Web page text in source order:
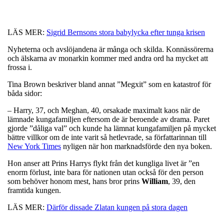
LÄS MER: Sigrid Bernsons stora babylycka efter tunga krisen
Nyheterna och avslöjandena är många och skilda. Konnässörerna
och älskarna av monarkin kommer med andra ord ha mycket att
frossa i.
Tina Brown beskriver bland annat ”Megxit” som en katastrof för
båda sidor:
– Harry, 37, och Meghan, 40, orsakade maximalt kaos när de
lämnade kungafamiljen eftersom de är beroende av drama. Paret
gjorde ”dåliga val” och kunde ha lämnat kungafamiljen på mycket
bättre villkor om de inte varit så hetlevrade, sa författarinnan till
New York Times nyligen när hon marknadsförde den nya boken.
Hon anser att Prins Harrys flykt från det kungliga livet är ”en
enorm förlust, inte bara för nationen utan också för den person
som behöver honom mest, hans bror prins William, 39, den
framtida kungen.
LÄS MER: Därför dissade Zlatan kungen på stora dagen